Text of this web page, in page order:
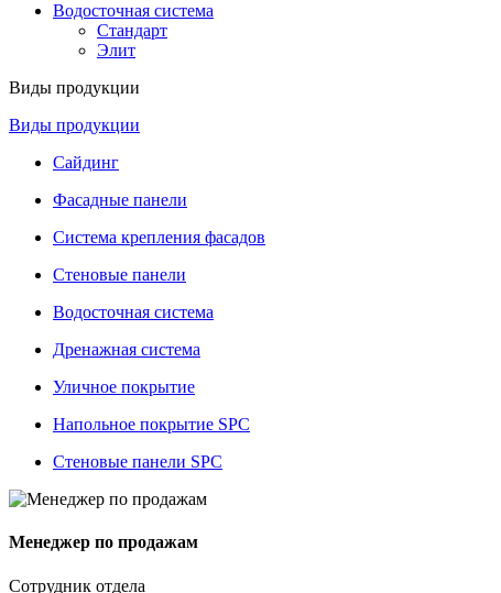
Водосточная система
Стандарт
Элит
Виды продукции
Виды продукции
Сайдинг
Фасадные панели
Система крепления фасадов
Стеновые панели
Водосточная система
Дренажная система
Уличное покрытие
Напольное покрытие SPC
Стеновые панели SPC
Менеджер по продажам
Сотрудник отдела